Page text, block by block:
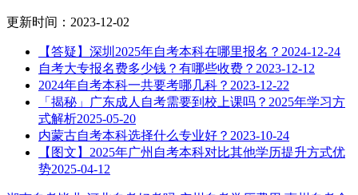
更新时间：2023-12-02
【答疑】深圳2025年自考本科在哪里报名？ 2024-12-24
自考大专报名费多少钱？有哪些收费？ 2023-12-12
2024年自考本科一共要考哪几科？ 2023-12-22
「揭秘」广东成人自考需要到校上课吗？2025年学习方
式解析2025-05-20
内蒙古自考本科选择什么专业好？ 2023-10-24
【图文】2025年广州自考本科对比其他学历提升方式优
势2025-04-12